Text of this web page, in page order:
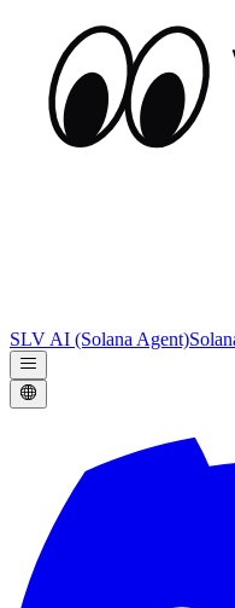
SLV AI (Solana Agent)